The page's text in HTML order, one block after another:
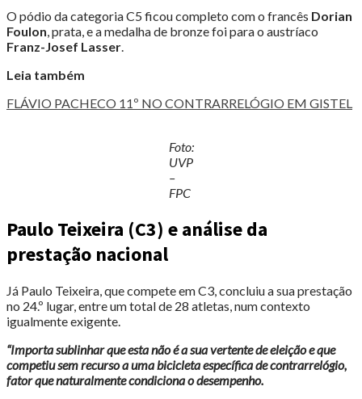
O pódio da categoria C5 ficou completo com o francês Dorian
Foulon, prata, e a medalha de bronze foi para o austríaco
Franz-Josef Lasser.
Leia também
FLÁVIO PACHECO 11º NO CONTRARRELÓGIO EM GISTEL
Foto:
UVP
–
FPC
Paulo Teixeira (C3) e análise da
prestação nacional
Já Paulo Teixeira, que compete em C3, concluiu a sua prestação
no 24.º lugar, entre um total de 28 atletas, num contexto
igualmente exigente.
“Importa sublinhar que esta não é a sua vertente de eleição e que
competiu sem recurso a uma bicicleta específica de contrarrelógio,
fator que naturalmente condiciona o desempenho.